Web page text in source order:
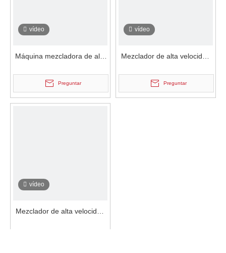
vídeo
Máquina mezcladora de alta
Preguntar
vídeo
Mezclador de alta velocidad
en espiral
Preguntar
vídeo
Mezclador de alta velocidad